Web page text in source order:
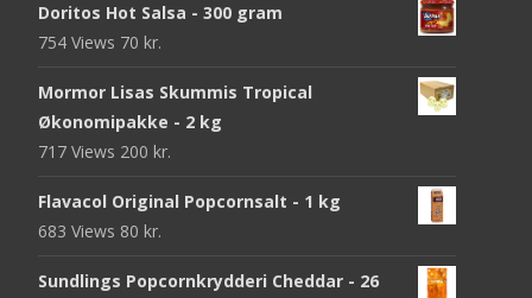
Doritos Hot Salsa - 300 gram
754 Views 70 kr.
Mormor Lisas Skummis Tropical
Økonomipakke - 2 kg
717 Views 200 kr.
Flavacol Original Popcornsalt - 1 kg
683 Views 80 kr.
Sundlings Popcornkrydderi Cheddar - 26